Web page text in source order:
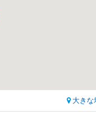
大きな